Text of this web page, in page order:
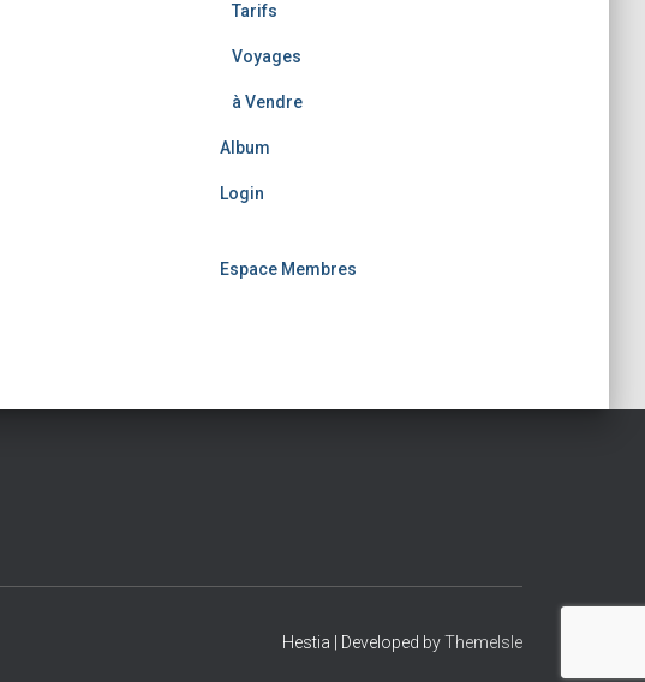
Tarifs
Voyages
à Vendre
Album
Login
Espace Membres
Hestia | Developed byThemeIsle